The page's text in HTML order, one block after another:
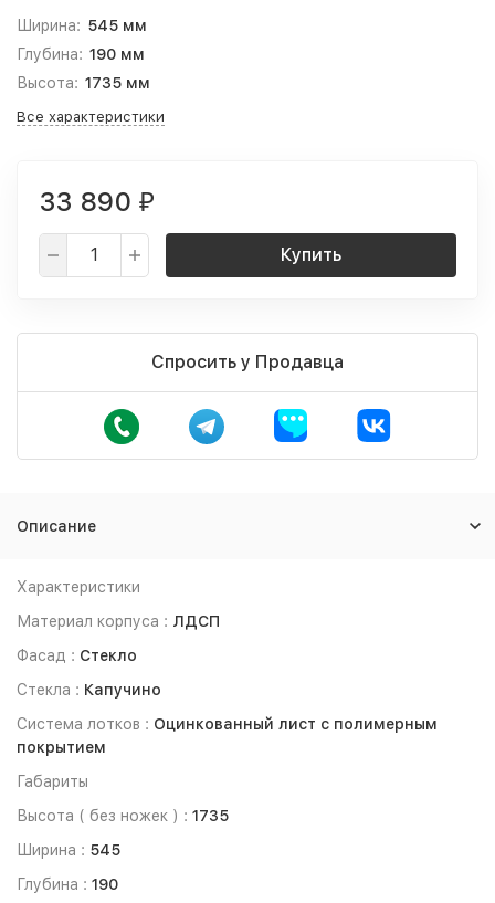
Ширина: 545 мм
Глубина: 190 мм
Высота: 1735 мм
Все характеристики
33 890 ₽
Купить
Спросить у Продавца
Описание
Характеристики
Материал корпуса : ЛДСП
Фасад : Стекло
Стекла : Капучино
Система лотков : Оцинкованный лист с полимерным
покрытием
Габариты
Высота ( без ножек ) : 1735
Ширина : 545
Глубина : 190